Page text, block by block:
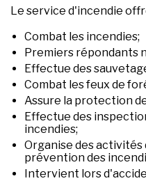
Le service d'incendie
Combat les incendies;
Premiers répondants
Effectue des
Combat les feux de
Assure la protection
Effectue des
incendies;
Organise des activités
prévention des
Intervient lors